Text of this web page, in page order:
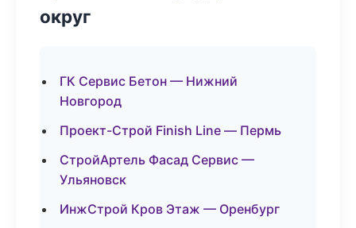
округ
ГК Сервис Бетон — Нижний
Новгород
Проект-Строй Finish Line — Пермь
СтройАртель Фасад Сервис —
Ульяновск
ИнжСтрой Кров Этаж — Оренбург